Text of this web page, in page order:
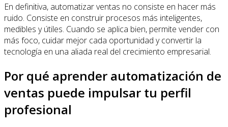
En definitiva, automatizar ventas no consiste en hacer más
ruido. Consiste en construir procesos más inteligentes,
medibles y útiles. Cuando se aplica bien, permite vender con
más foco, cuidar mejor cada oportunidad y convertir la
tecnología en una aliada real del crecimiento empresarial.
Por qué aprender automatización de
ventas puede impulsar tu perfil
profesional